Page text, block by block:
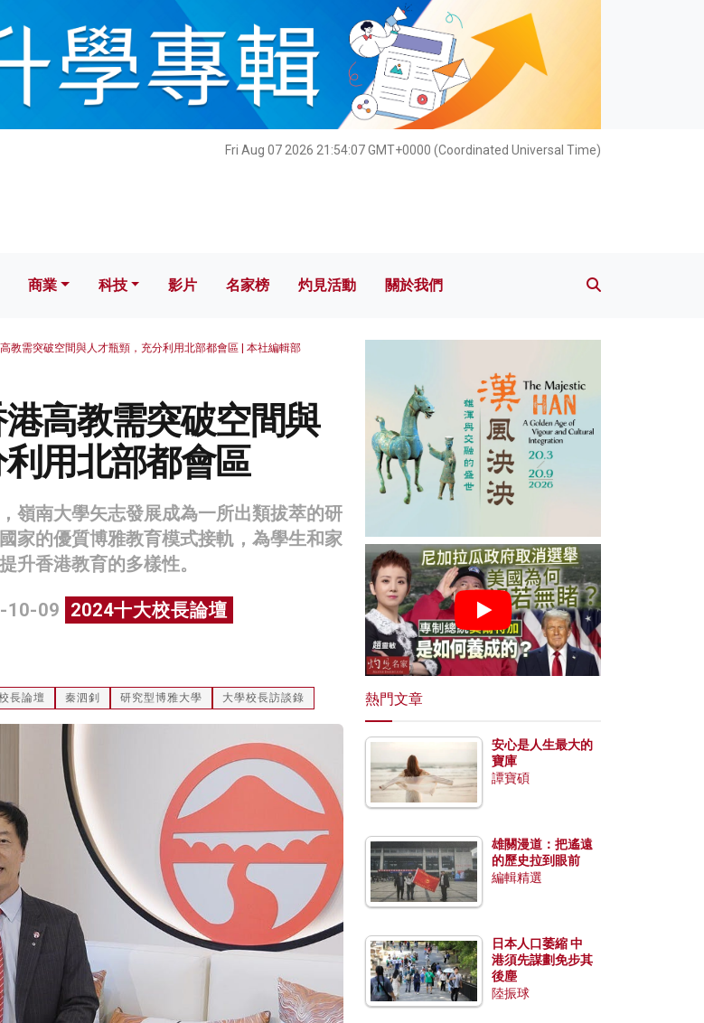
Fri Aug 07 2026 21:54:09 GMT+0000 (Coordinated Universal Time)
科技 影片 名家榜 灼見活動 關於我們
商業 科技 影片 名家榜 灼見活動 關於我們
教需突破空間與人才瓶頸，充分利用北部都會區 | 本社編輯部
高教需突破空間與
用北部都會區
嶺南大學矢志發展成為一所出類拔萃的研
家的優質博雅教育模式接軌，為學生和家
升香港教育的多樣性。
10-09 2024十大校長論壇
長論壇 秦泗釗 研究型博雅大學 大學校長訪談錄 熱門文章
安心是人生最大的
寶庫
譚寶碩
雄關漫道：把遙遠
的歷史拉到眼前
編輯精選
日本人口萎縮 中
港須先謀劃免步其
後塵
陸振球